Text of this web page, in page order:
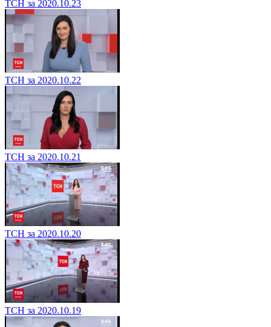
ТСН за 2020.10.23
ТСН за 2020.10.22
ТСН за 2020.10.21
ТСН за 2020.10.20
ТСН за 2020.10.19